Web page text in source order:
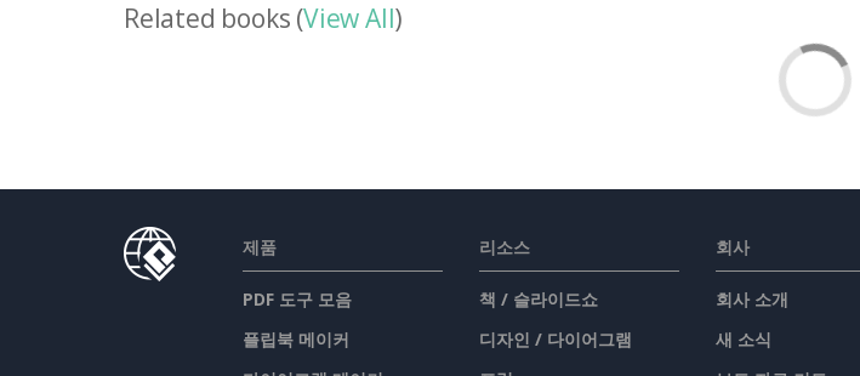
Related books (View All)
제품
PDF 도구 모음
플립북 메이커
리소스
책 / 슬라이드쇼
디자인 / 다이어그램
회사
회사 소개
새 소식